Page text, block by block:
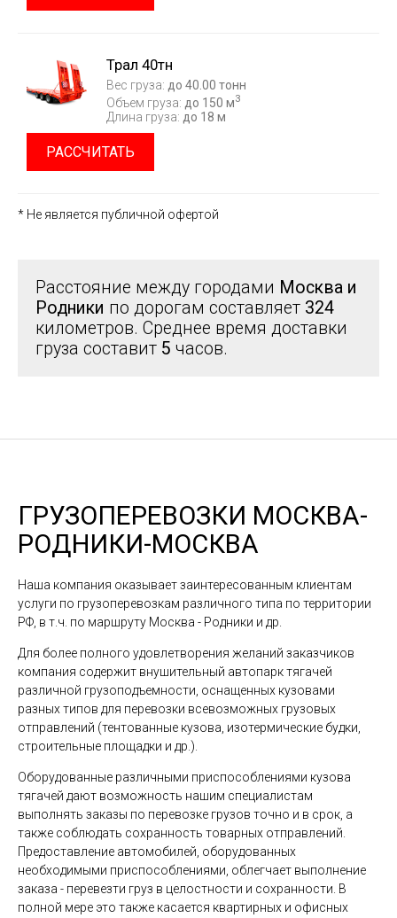
Трал 40тн
Вес груза: до 40.00 тонн
Объем груза: до 150 м3
Длина груза: до 18 м
РАССЧИТАТЬ
* Не является публичной офертой
Расстояние между городами Москва и
Родники по дорогам составляет 324
километров. Среднее время доставки
груза составит 5 часов.
ГРУЗОПЕРЕВОЗКИ МОСКВА-
РОДНИКИ-МОСКВА
Наша компания оказывает заинтересованным клиентам
услуги по грузоперевозкам различного типа по территории
РФ, в т.ч. по маршруту Москва - Родники и др.
Для более полного удовлетворения желаний заказчиков
компания содержит внушительный автопарк тягачей
различной грузоподъемности, оснащенных кузовами
разных типов для перевозки всевозможных грузовых
отправлений (тентованные кузова, изотермические будки,
строительные площадки и др.).
Оборудованные различными приспособлениями кузова
тягачей дают возможность нашим специалистам
выполнять заказы по перевозке грузов точно и в срок, а
также соблюдать сохранность товарных отправлений.
Предоставление автомобилей, оборудованных
необходимыми приспособлениями, облегчает выполнение
заказа - перевезти груз в целостности и сохранности. В
полной мере это также касается квартирных и офисных